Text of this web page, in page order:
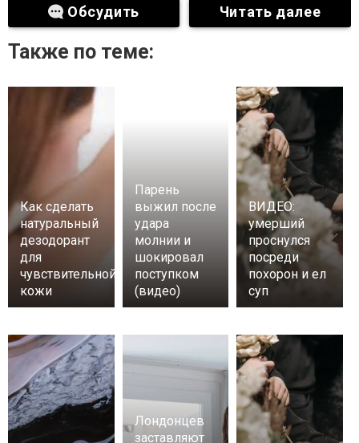
Обсудить Читать далее
Также по теме:
Как сделать
натуральный
дезодорант
для
чувствительной
кожи
Парень
выжил после
удара
молнии и
шокировал
поступком
(видео)
ВИДЕО:
умерший
проснулся
посреди
похорон и ел
суп
Лондонцев
заставляют